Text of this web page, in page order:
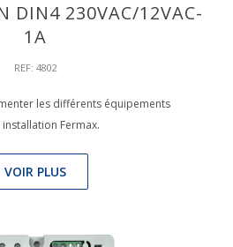
DIN4 230VAC/12VAC-
1A
REF: 4802
les différents équipements
Fermax.
VOIR PLUS